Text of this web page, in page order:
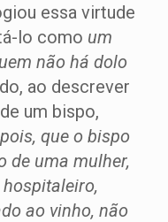
essa virtude
lo como um
não há dolo
ao descrever
um bispo,
que o bispo
de uma mulher,
ao vinho, não